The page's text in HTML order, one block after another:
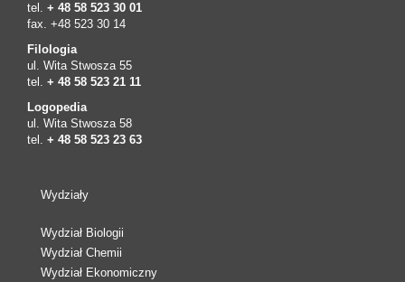
tel. + 48 58 523 30 01
fax. +48 523 30 14
Filologia
ul. Wita Stwosza 55
tel. + 48 58 523 21 11
Logopedia
ul. Wita Stwosza 58
tel. + 48 58 523 23 63
Wydziały
Wydział Biologii
Wydział Chemii
Wydział Ekonomiczny